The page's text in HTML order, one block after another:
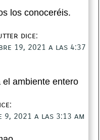
los conoceréis.
dice:
19, 2021 a las 4:37
el ambiente entero
2021 a las 3:13 am